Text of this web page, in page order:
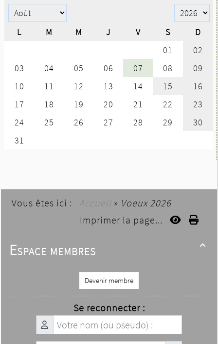
Vous êtes ici : Accueil » Voeux 2026
Imprimer la page...

Espace membres
Devenir membre
Se reconnecter :